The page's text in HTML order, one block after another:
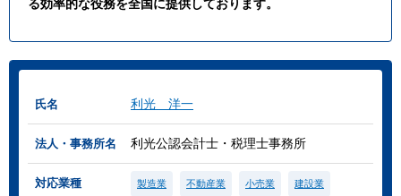
る効率的な役務を全国に提供しております。
氏名 利光 洋一
法人・事務所名 利光公認会計士・税理士事務所
対応業種 製造業 不動産業 小売業 建設業